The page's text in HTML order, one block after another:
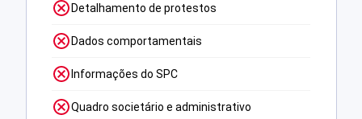
Detalhamento de protestos
Dados comportamentais
Informações do SPC
Quadro societário e administrativo